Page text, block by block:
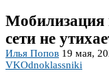
Мобилизация
сети не
Илья Попов 19 мая,
VKOdnoklassniki